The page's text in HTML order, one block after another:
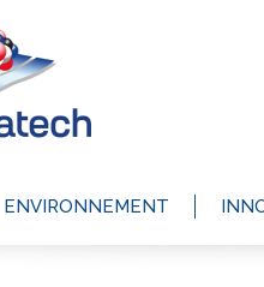
ENVIRONNEMENT